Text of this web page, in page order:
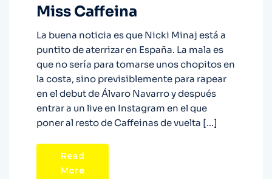
Miss Caffeina
La buena noticia es que Nicki Minaj está a
puntito de aterrizar en España. La mala es
que no sería para tomarse unos chopitos en
la costa, sino previsiblemente para rapear
en el debut de Álvaro Navarro y después
entrar a un live en Instagram en el que
poner al resto de Caffeinas de vuelta […]
Read
More